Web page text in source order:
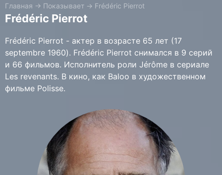
Главная → Показывает → Frédéric Pierrot
Frédéric Pierrot
Frédéric Pierrot - актер в возрасте 65 лет (17
septembre 1960). Frédéric Pierrot снимался в 9 серий
и 66 фильмов. Исполнитель роли Jérôme в сериале
Les revenants. В кино, как Baloo в художественном
фильме Polisse.